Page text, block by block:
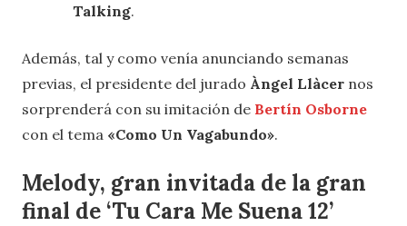
Talking.
Además, tal y como venía anunciando semanas
previas, el presidente del jurado Àngel Llàcer nos
sorprenderá con su imitación de Bertín Osborne
con el tema «Como Un Vagabundo».
Melody, gran invitada de la gran
final de ‘Tu Cara Me Suena 12’